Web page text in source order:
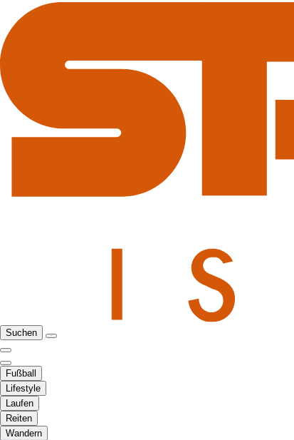
Suchen
Fußball
Lifestyle
Laufen
Reiten
Wandern